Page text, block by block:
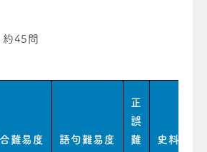
約45問
難易度 語句難易度
正
誤
難
史料難易